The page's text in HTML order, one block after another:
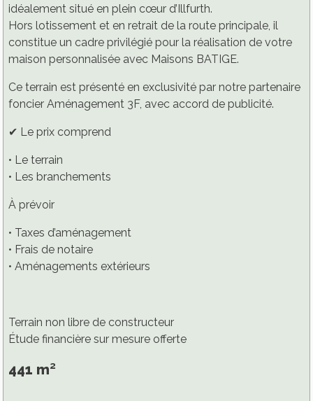
idéalement situé en plein cœur d’Illfurth.
Hors lotissement et en retrait de la route principale, il
constitue un cadre privilégié pour la réalisation de votre
maison personnalisée avec Maisons BATIGE.
Ce terrain est présenté en exclusivité par notre partenaire
foncier Aménagement 3F, avec accord de publicité.
✔ Le prix comprend
• Le terrain
• Les branchements
À prévoir
• Taxes d’aménagement
• Frais de notaire
• Aménagements extérieurs
Terrain non libre de constructeur
Étude financière sur mesure offerte
441 m²